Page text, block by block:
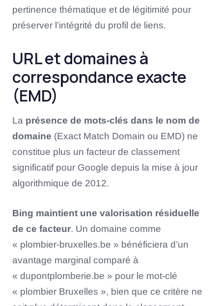
pertinence thématique et de légitimité pour
préserver l’intégrité du profil de liens.
URL et domaines à
correspondance exacte
(EMD)
La présence de mots-clés dans le nom de
domaine (Exact Match Domain ou EMD) ne
constitue plus un facteur de classement
significatif pour Google depuis la mise à jour
algorithmique de 2012.
Bing maintient une valorisation résiduelle
de ce facteur. Un domaine comme
« plombier-bruxelles.be » bénéficiera d’un
avantage marginal comparé à
« dupontplomberie.be » pour le mot-clé
« plombier Bruxelles », bien que ce critère ne